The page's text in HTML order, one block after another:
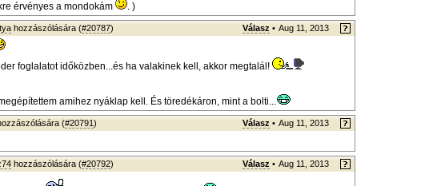
érvényes a mondokám
. )
hozzászólására (#20787) Válasz • Aug 11, 2013
foglalatot időközben...és ha valakinek kell, akkor megtalál!
amihez nyáklap kell. És töredékáron, mint a bolti...
(#20791) Válasz • Aug 11, 2013
hozzászólására (#20792) Válasz • Aug 11, 2013